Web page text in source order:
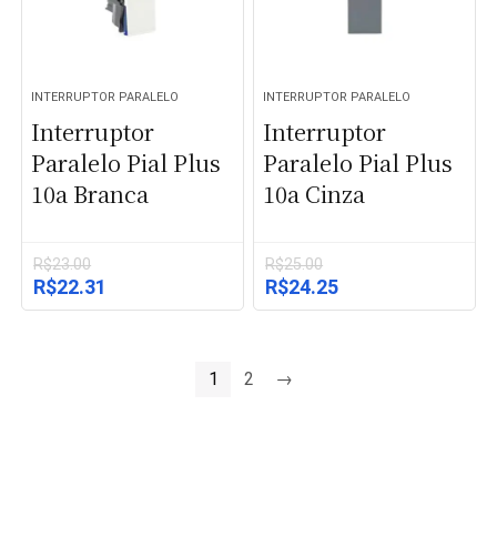
INTERRUPTOR PARALELO
Interruptor
Paralelo Pial Plus
10a Branca
R$23.00
O
preço
R$22.31
preço
INTERRUPTOR PARALELO
Interruptor
Paralelo Pial Plus
10a Cinza
R$25.00
O
preço
R$25.00.
R$24.25O
preço
1 2 →